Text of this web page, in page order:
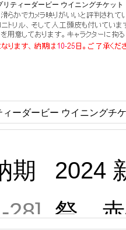
ティーダービー ウイニングチケッ
ィーダービー ウイニングチ
期
28]
2024
祭 赤